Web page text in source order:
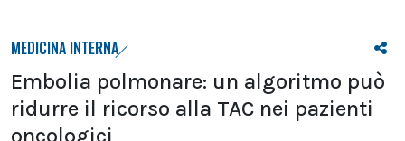
MEDICINA INTERNA
Embolia polmonare: un algoritmo può
ridurre il ricorso alla TAC nei pazienti
oncologici